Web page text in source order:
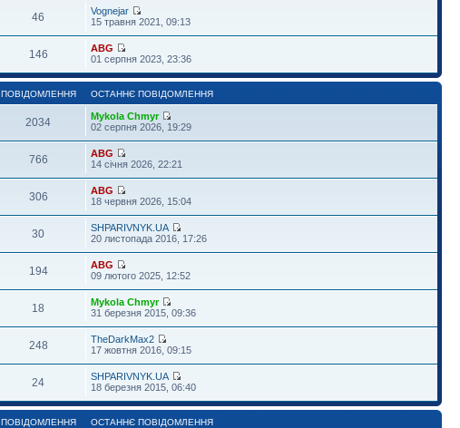
46
Vognejar
15 травня 2021, 09:13
146
ABG
01 серпня 2023, 23:36
ПОВІДОМЛЕННЯ ОСТАННЄ ПОВІДОМЛЕННЯ
2034
Mykola Chmyr
02 серпня 2026, 19:29
766
ABG
14 січня 2026, 22:21
306
ABG
18 червня 2026, 15:04
30
SHPARIVNYK.UA
20 листопада 2016, 17:26
194
ABG
09 лютого 2025, 12:52
18
Mykola Chmyr
31 березня 2015, 09:36
248
TheDarkMax2
17 жовтня 2016, 09:15
24
SHPARIVNYK.UA
18 березня 2015, 06:40
ПОВІДОМЛЕННЯ ОСТАННЄ ПОВІДОМЛЕННЯ